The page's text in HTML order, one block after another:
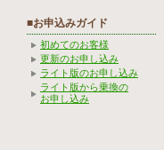
■お申込みガイド
初めてのお客様
更新のお申し込み
ライト版のお申し込み
ライト版から乗換の
お申し込み